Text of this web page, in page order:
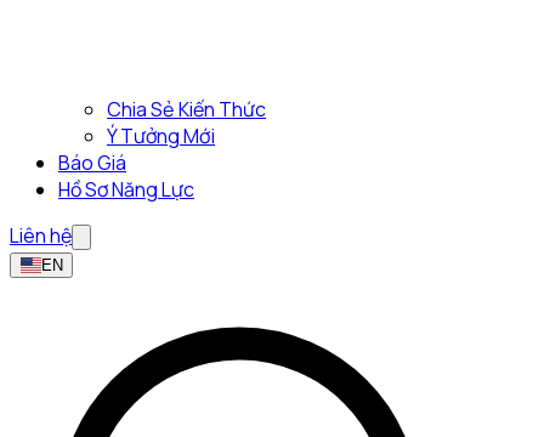
Chia Sẻ Kiến Thức
Ý Tưởng Mới
Báo Giá
Hồ Sơ Năng Lực
Liên hệ
EN